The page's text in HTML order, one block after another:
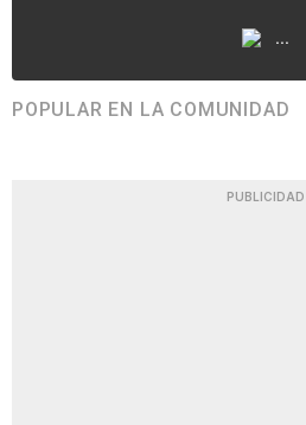
...
POPULAR EN LA COMUNIDAD
PUBLICIDAD